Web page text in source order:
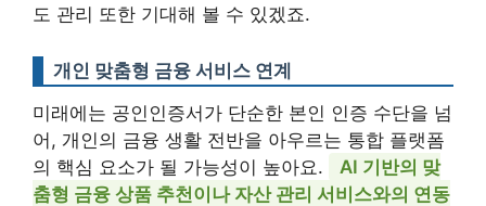
도 관리 또한 기대해 볼 수 있겠죠.
개인 맞춤형 금융 서비스 연계
미래에는 공인인증서가 단순한 본인 인증 수단을 넘
어, 개인의 금융 생활 전반을 아우르는 통합 플랫폼
의 핵심 요소가 될 가능성이 높아요.
AI 기반의 맞
춤형 금융 상품 추천이나 자산 관리 서비스와의 연동